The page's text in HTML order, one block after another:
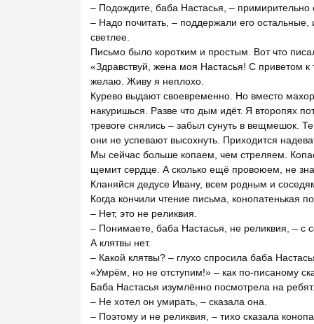
– Подождите, баба Настасья, – примирительно
– Надо почитать, – поддержали его остальные,
светлее.
Письмо было коротким и простым. Вот что
«Здравствуй, жена моя Настасья! С приветом
желаю. Живу я неплохо.
Курево выдают своевременно. Но вместо
накуришься. Разве что дым идёт. Я второпях
тревоге снялись – забыл сунуть в вещмешок.
они не успевают высохнуть. Приходится
Мы сейчас больше копаем, чем стреляем.
щемит сердце. А сколько ещё провоюем, не
Кланяйся дедусе Ивану, всем родным и
Когда кончили чтение письма, конопатенькая
– Нет, это не реликвия.
– Понимаете, баба Настасья, не реликвия, – с
А клятвы нет.
– Какой клятвы? – глухо спросила баба
«Умрём, но не отступим!» – как по-писаному
Баба Настасья изумлённо посмотрела на ребят.
– Не хотел он умирать, – сказала она.
– Поэтому и не реликвия, – тихо сказала